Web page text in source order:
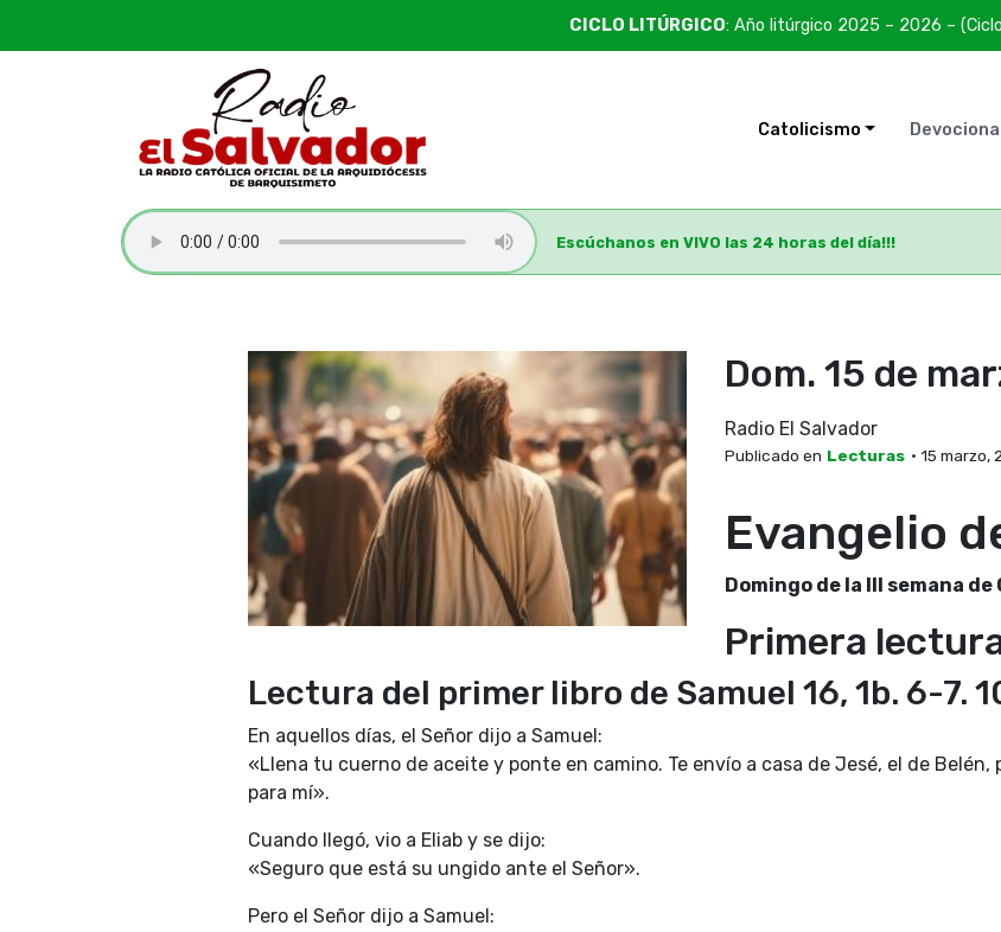
CICLO LITÚRGICO: Año litúrgico 2025 – 2026 –
Catolicismo
Escúchanos en VIVO las 24 horas del día!!!
Dom. 15 de
Radio El Salvador
Publicado en Lecturas • 15 marzo,
Evangelio
Domingo de la III semana de
Primera
Lectura del primer libro de Samuel 16, 1b. 6-7.
En aquellos días, el Señor dijo a Samuel:
«Llena tu cuerno de aceite y ponte en camino. Te envío a casa de Jesé, el de
para mí».
Cuando llegó, vio a Eliab y se dijo:
«Seguro que está su ungido ante el Señor».
Pero el Señor dijo a Samuel: